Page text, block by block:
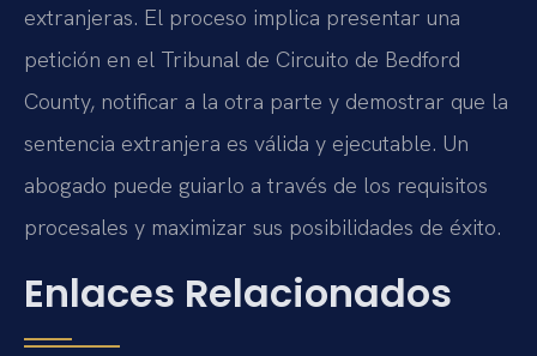
extranjeras. El proceso implica presentar una
petición en el Tribunal de Circuito de Bedford
County, notificar a la otra parte y demostrar que la
sentencia extranjera es válida y ejecutable. Un
abogado puede guiarlo a través de los requisitos
procesales y maximizar sus posibilidades de éxito.
Enlaces Relacionados